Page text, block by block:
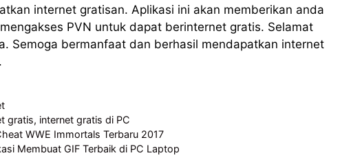
internet gratisan. Aplikasi ini akan memberikan anda
PVN untuk dapat berinternet gratis. Selamat
Semoga bermanfaat dan berhasil mendapatkan internet
gratis, internet gratis di PC
WWE Immortals Terbaru 2017
Membuat GIF Terbaik di PC Laptop